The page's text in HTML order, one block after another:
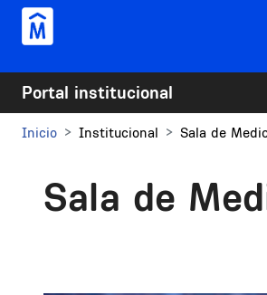
Pasar al contenido principal
Portal institucional
Inicio Institucional Sala de
Sala de